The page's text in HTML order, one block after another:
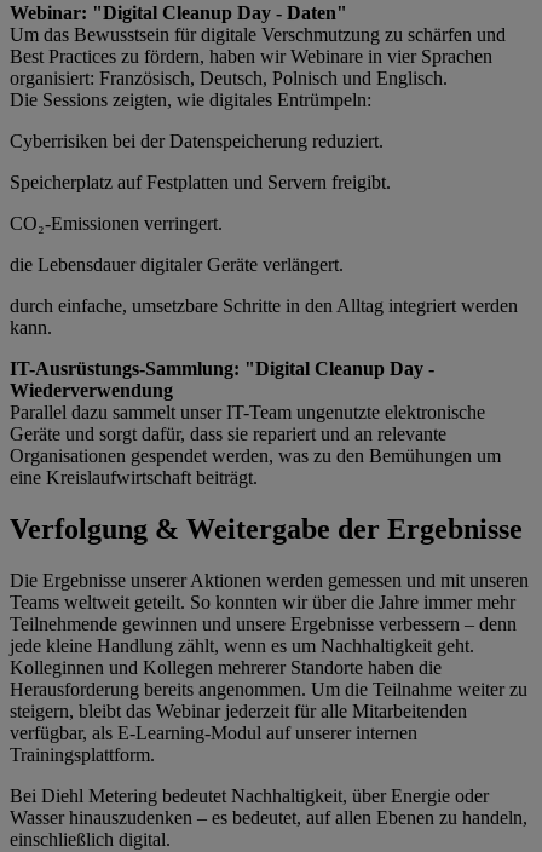
Webinar: "Digital Cleanup Day - Daten"
Um das Bewusstsein für digitale Verschmutzung zu schärfen und
Best Practices zu fördern, haben wir Webinare in vier Sprachen
organisiert: Französisch, Deutsch, Polnisch und Englisch.
Die Sessions zeigten, wie digitales Entrümpeln:
Cyberrisiken bei der Datenspeicherung reduziert.
Speicherplatz auf Festplatten und Servern freigibt.
CO₂-Emissionen verringert.
die Lebensdauer digitaler Geräte verlängert.
durch einfache, umsetzbare Schritte in den Alltag integriert werden
kann.
IT-Ausrüstungs-Sammlung: "Digital Cleanup Day -
Wiederverwendung
Parallel dazu sammelt unser IT-Team ungenutzte elektronische
Geräte und sorgt dafür, dass sie repariert und an relevante
Organisationen gespendet werden, was zu den Bemühungen um
eine Kreislaufwirtschaft beiträgt.
Verfolgung & Weitergabe der Ergebnisse
Die Ergebnisse unserer Aktionen werden gemessen und mit unseren
Teams weltweit geteilt. So konnten wir über die Jahre immer mehr
Teilnehmende gewinnen und unsere Ergebnisse verbessern – denn
jede kleine Handlung zählt, wenn es um Nachhaltigkeit geht.
Kolleginnen und Kollegen mehrerer Standorte haben die
Herausforderung bereits angenommen. Um die Teilnahme weiter zu
steigern, bleibt das Webinar jederzeit für alle Mitarbeitenden
verfügbar, als E-Learning-Modul auf unserer internen
Trainingsplattform.
Bei Diehl Metering bedeutet Nachhaltigkeit, über Energie oder
Wasser hinauszudenken – es bedeutet, auf allen Ebenen zu handeln,
einschließlich digital.